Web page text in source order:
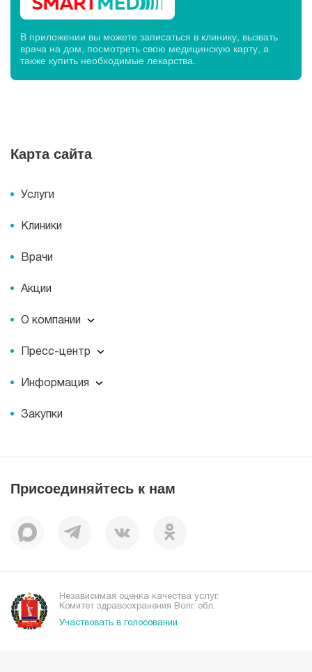
В приложении вы можете записаться в клинику, вызвать
врача на дом, посмотреть свою медицинскую карту, а
также купить необходимые лекарства.
Карта сайта
Услуги
Клиники
Врачи
Акции
О компании
О компании
Миссия
История
Документы
Пациентам
Пресс-центр
Пресс-центр
Новости
Журнал для пациентов «МЕДСИ СЕГОДНЯ»
Информация
Информация
Справочник направлений
Закупки
Присоединяйтесь к нам
Независимая оценка качества услуг.
Комитет здравоохранения Волг. обл.
Участвовать в голосовании